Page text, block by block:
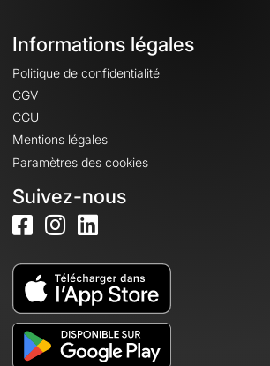
Informations légales
Politique de confidentialité
CGV
CGU
Mentions légales
Paramètres des cookies
Suivez-nous